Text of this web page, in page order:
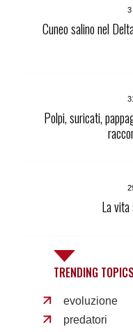
3
Cuneo salino nel
Polpi, suricati,
La vita
TRENDING TOPICS
evoluzione
predatori